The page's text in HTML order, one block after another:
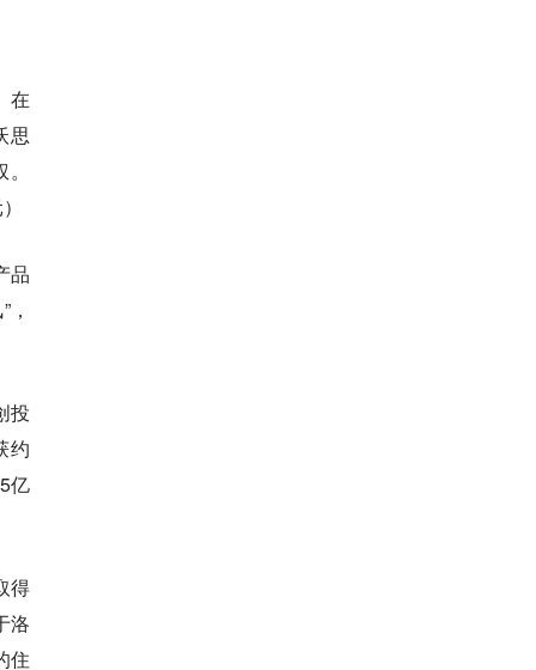
在
思
品
投
约
亿
得
洛
住